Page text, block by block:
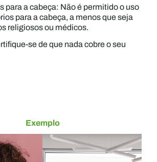
para a cabeça: Não é permitido o uso
para a cabeça, a menos que seja
religiosos ou médicos.
se de que nada cobre o seu
Exemplo